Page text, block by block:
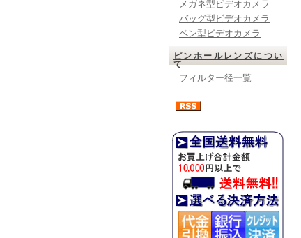
メガネ型ビデオカメラ
バッグ型ビデオカメラ
ペン型ビデオカメラ
ピンホールレンズについ
て
フィルター径一覧